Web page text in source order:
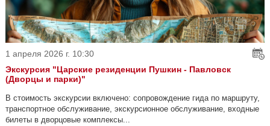
1 апреля 2026 г. 10:30
Экскурсия "Царские резиденции Пушкин - Павловск
(Дворцы и парки)"
В стоимость экскурсии включено: сопровождение гида по маршруту,
транспортное обслуживание, экскурсионное обслуживание, входные
билеты в дворцовые комплексы...